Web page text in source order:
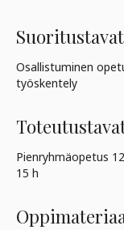
Suoritustavat
Osallistuminen
työskentely
Pienryhmäopetus
15 h